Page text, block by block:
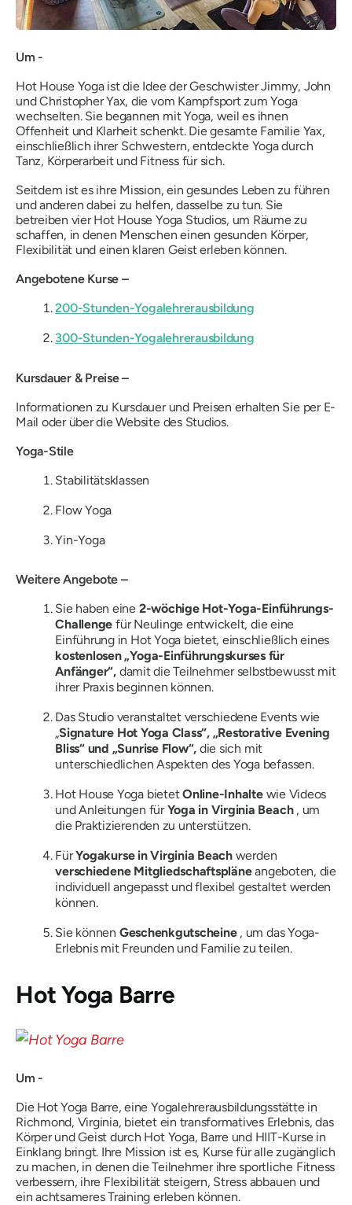
Um -
Hot House Yoga ist die Idee der Geschwister Jimmy, John
und Christopher Yax, die vom Kampfsport zum Yoga
wechselten. Sie begannen mit Yoga, weil es ihnen
Offenheit und Klarheit schenkt. Die gesamte Familie Yax,
einschließlich ihrer Schwestern, entdeckte Yoga durch
Tanz, Körperarbeit und Fitness für sich.
Seitdem ist es ihre Mission, ein gesundes Leben zu führen
und anderen dabei zu helfen, dasselbe zu tun. Sie
betreiben vier Hot House Yoga Studios, um Räume zu
schaffen, in denen Menschen einen gesunden Körper,
Flexibilität und einen klaren Geist erleben können.
Angebotene Kurse –
200-Stunden-Yogalehrerausbildung
300-Stunden-Yogalehrerausbildung
Kursdauer & Preise –
Informationen zu Kursdauer und Preisen erhalten Sie per E-
Mail oder über die Website des Studios.
Yoga-Stile
Stabilitätsklassen
Flow Yoga
Yin-Yoga
Weitere Angebote –
Sie haben eine 2-wöchige Hot-Yoga-Einführungs-
Challenge für Neulinge entwickelt, die eine
Einführung in Hot Yoga bietet, einschließlich eines
kostenlosen „Yoga-Einführungskurses für
Anfänger“,damit die Teilnehmer selbstbewusst mit
ihrer Praxis beginnen können.
Das Studio veranstaltet verschiedene Events wie
„Signature Hot Yoga Class“, „Restorative Evening
Bliss“ und „Sunrise Flow“, die sich mit
unterschiedlichen Aspekten des Yoga befassen.
Hot House Yoga bietetOnline-Inhalte wie Videos
und Anleitungen fürYoga in Virginia Beach, um
die Praktizierenden zu unterstützen.
FürYogakurse in Virginia Beach werden
verschiedene Mitgliedschaftspläneangeboten, die
individuell angepasst und flexibel gestaltet werden
können.
Sie können Geschenkgutscheine , um das Yoga-
Erlebnis mit Freunden und Familie zu teilen.
Hot Yoga Barre
Um -
Die Hot Yoga Barre, eine Yogalehrerausbildungsstätte in
Richmond, Virginia, bietet ein transformatives Erlebnis, das
Körper und Geist durch Hot Yoga, Barre und HIIT-Kurse in
Einklang bringt. Ihre Mission ist es, Kurse für alle zugänglich
zu machen, in denen die Teilnehmer ihre sportliche Fitness
verbessern, ihre Flexibilität steigern, Stress abbauen und
ein achtsameres Training erleben können.